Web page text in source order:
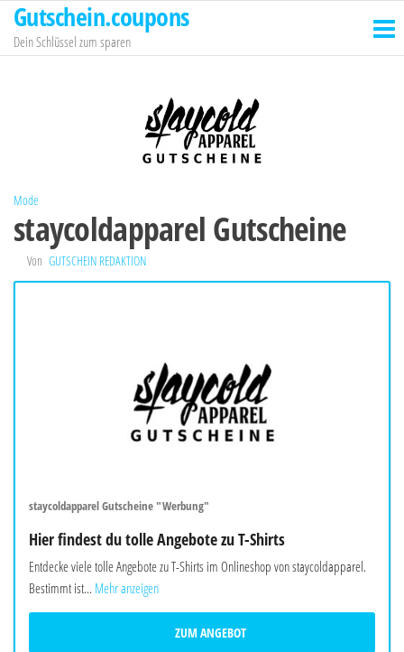
Zum
Inhalt
springen
Gutschein.coupons
Dein Schlüssel zum sparen
Mode
staycoldapparel Gutscheine
Von GUTSCHEIN REDAKTION
staycoldapparel Gutscheine "Werbung"
Hier findest du tolle Angebote zu T-Shirts
Entdecke viele tolle Angebote zu T-Shirts im Onlineshop von staycoldapparel.
Bestimmt ist... Mehr anzeigen
ZUM ANGEBOT